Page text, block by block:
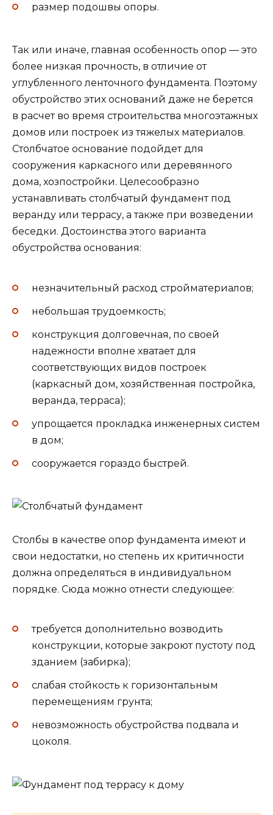
размер подошвы опоры.
Так или иначе, главная особенность опор — это
более низкая прочность, в отличие от
углубленного ленточного фундамента. Поэтому
обустройство этих оснований даже не берется
в расчет во время строительства многоэтажных
домов или построек из тяжелых материалов.
Столбчатое основание подойдет для
сооружения каркасного или деревянного
дома, хозпостройки. Целесообразно
устанавливать столбчатый фундамент под
веранду или террасу, а также при возведении
беседки. Достоинства этого варианта
обустройства основания:
незначительный расход стройматериалов;
небольшая трудоемкость;
конструкция долговечная, по своей
надежности вполне хватает для
соответствующих видов построек
(каркасный дом, хозяйственная постройка,
веранда, терраса);
упрощается прокладка инженерных систем
в дом;
сооружается гораздо быстрей.
Столбы в качестве опор фундамента имеют и
свои недостатки, но степень их критичности
должна определяться в индивидуальном
порядке. Сюда можно отнести следующее:
требуется дополнительно возводить
конструкции, которые закроют пустоту под
зданием (забирка);
слабая стойкость к горизонтальным
перемещениям грунта;
невозможность обустройства подвала и
цоколя.